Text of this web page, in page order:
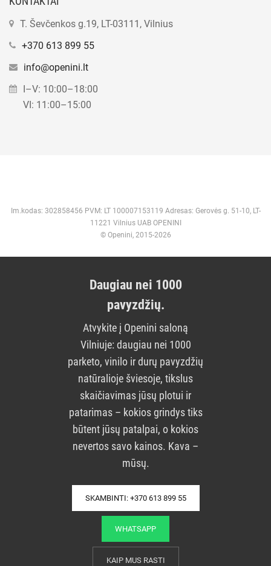
T. Ševčenkos g.19, LT-03111, Vilnius
+370 613 899 55
info@openini.lt
I–V: 10:00–18:00
VI: 11:00–15:00
Im.kodas: 302858456 PVM: LT 100007153119 Adresas: Gerovės g. 51-10, LT-
11221 Vilnius UAB OPENINI
© Openini, 2015-2026
Daugiau nei 1000
pavyzdžių.
Atvykite į Openini saloną
Vilniuje: daugiau nei 1000
parketo, vinilo ir durų pavyzdžių
natūralioje šviesoje, tikslus
skaičiavimas jūsų plotui ir
patarimas – kokios grindys tiks
būtent jūsų patalpai, o kokios
nevertos savo kainos. Kava –
mūsų.
SKAMBINTI: +370 613 899 55
WHATSAPP
KAIP MUS RASTI